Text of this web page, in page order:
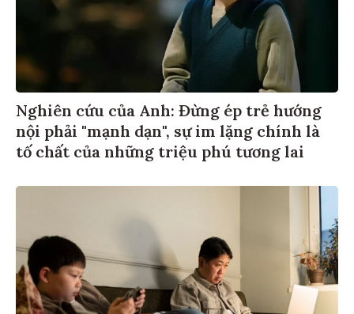
Nghiên cứu của Anh: Đừng ép trẻ hướng
nội phải "mạnh dạn", sự im lặng chính là
tố chất của những triệu phú tương lai